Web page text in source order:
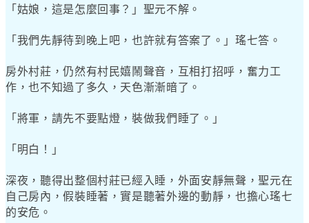
「姑娘，這是怎麼回事？」聖元不解。
「我們先靜待到晚上吧，也許就有答案了。」瑤七答。
房外村莊，仍然有村民嬉鬧聲音，互相打招呼，奮力工
作，也不知過了多久，天色漸漸暗了。
「將軍，請先不要點燈，裝做我們睡了。」
「明白！」
深夜，聽得出整個村莊已經入睡，外面安靜無聲，聖元在
自己房內，假裝睡著，實是聽著外邊的動靜，也擔心瑤七
的安危。